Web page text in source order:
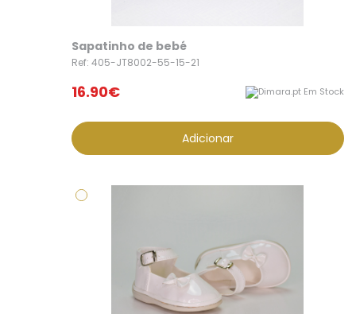
Sapatinho de bebé
Ref: 405-JT8002-55-15-21
16.90€ Em Stock
Adicionar